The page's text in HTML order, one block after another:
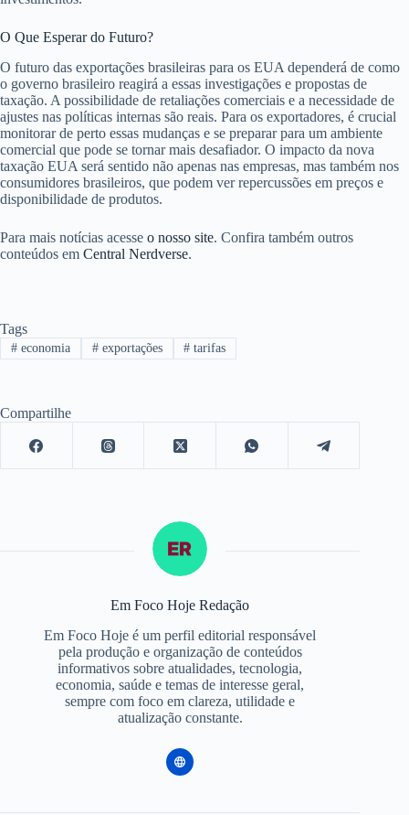
O Que Esperar do Futuro?
O futuro das exportações brasileiras para os EUA dependerá de como
o governo brasileiro reagirá a essas investigações e propostas de
taxação. A possibilidade de retaliações comerciais e a necessidade de
ajustes nas políticas internas são reais. Para os exportadores, é crucial
monitorar de perto essas mudanças e se preparar para um ambiente
comercial que pode se tornar mais desafiador. O impacto da nova
taxação EUA será sentido não apenas nas empresas, mas também nos
consumidores brasileiros, que podem ver repercussões em preços e
disponibilidade de produtos.
Para mais notícias acesse o nosso site. Confira também outros
conteúdos em Central Nerdverse.
Tags
#economia #exportações # tarifas
Compartilhe
Em Foco Hoje Redação
Em Foco Hoje é um perfil editorial responsável
pela produção e organização de conteúdos
informativos sobre atualidades, tecnologia,
economia, saúde e temas de interesse geral,
sempre com foco em clareza, utilidade e
atualização constante.